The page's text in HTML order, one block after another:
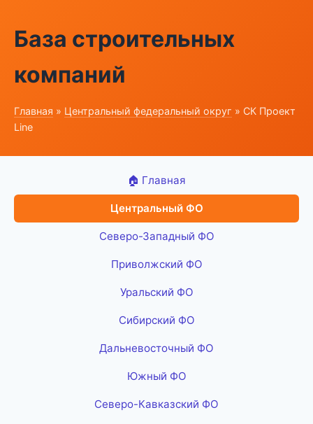
База строительных
компаний
Главная » Центральный федеральный округ » СК Проект
Line
🏠 Главная
Центральный ФО
Северо-Западный ФО
Приволжский ФО
Уральский ФО
Сибирский ФО
Дальневосточный ФО
Южный ФО
Северо-Кавказский ФО